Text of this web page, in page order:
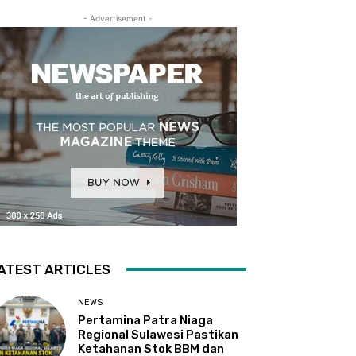
- Advertisement -
ARTICLES
NEWS
Pertamina Patra Niaga
Regional Sulawesi Pastikan
Ketahanan Stok BBM dan